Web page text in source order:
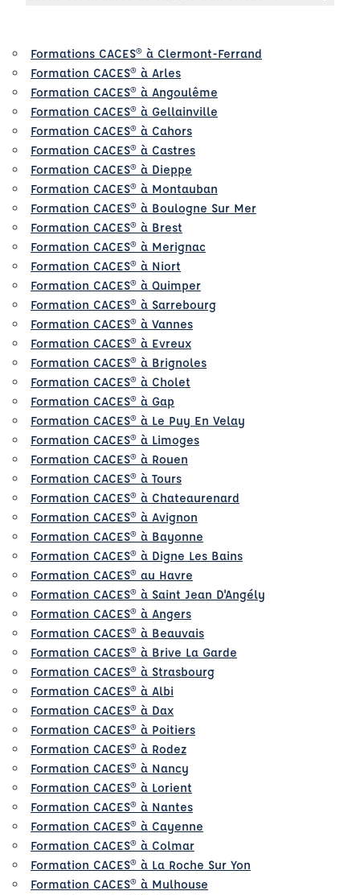
Formations CACES® à Clermont-Ferrand
Formation CACES® à Arles
Formation CACES® à Angoulême
Formation CACES® à Gellainville
Formation CACES® à Cahors
Formation CACES® à Castres
Formation CACES® à Dieppe
Formation CACES® à Montauban
Formation CACES® à Boulogne Sur Mer
Formation CACES® à Brest
Formation CACES® à Merignac
Formation CACES® à Niort
Formation CACES® à Quimper
Formation CACES® à Sarrebourg
Formation CACES® à Vannes
Formation CACES® à Evreux
Formation CACES® à Brignoles
Formation CACES® à Cholet
Formation CACES® à Gap
Formation CACES® à Le Puy En Velay
Formation CACES® à Limoges
Formation CACES® à Rouen
Formation CACES® à Tours
Formation CACES® à Chateaurenard
Formation CACES® à Avignon
Formation CACES® à Bayonne
Formation CACES® à Digne Les Bains
Formation CACES® au Havre
Formation CACES® à Saint Jean D'Angély
Formation CACES® à Angers
Formation CACES® à Beauvais
Formation CACES® à Brive La Garde
Formation CACES® à Strasbourg
Formation CACES® à Albi
Formation CACES® à Dax
Formation CACES® à Poitiers
Formation CACES® à Rodez
Formation CACES® à Nancy
Formation CACES® à Lorient
Formation CACES® à Nantes
Formation CACES® à Cayenne
Formation CACES® à Colmar
Formation CACES® à La Roche Sur Yon
Formation CACES® à Mulhouse